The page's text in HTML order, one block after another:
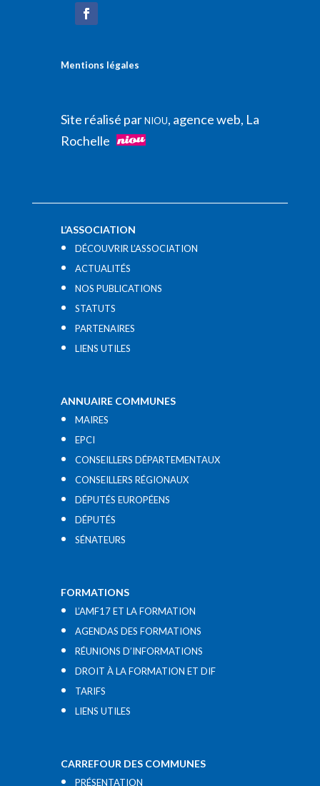
Mentions légales
Site réalisé parNIOU, agence web, La
Rochelle
L’ASSOCIATION
DÉCOUVRIR L’ASSOCIATION
ACTUALITÉS
NOS PUBLICATIONS
STATUTS
PARTENAIRES
LIENS UTILES​
ANNUAIRE COMMUNES
MAIRES
EPCI
CONSEILLERS DÉPARTEMENTAUX
CONSEILLERS RÉGIONAUX
DÉPUTÉS EUROPÉENS
DÉPUTÉS
SÉNATEURS
FORMATIONS
L’AMF17 ET LA FORMATION
AGENDAS DES FORMATIONS
RÉUNIONS D’INFORMATIONS
DROIT À LA FORMATION ET DIF
TARIFS
LIENS UTILES​
CARREFOUR DES COMMUNES
PRÉSENTATION